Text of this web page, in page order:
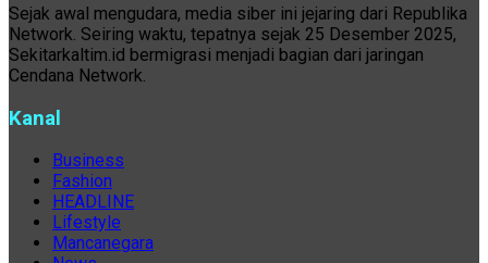
Sejak awal mengudara, media siber ini jejaring dari Republika
Network. Seiring waktu, tepatnya sejak 25 Desember 2025,
Sekitarkaltim.id bermigrasi menjadi bagian dari jaringan
Cendana Network.
Kanal
Business
Fashion
HEADLINE
Lifestyle
Mancanegara